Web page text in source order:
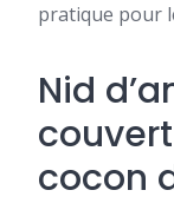
pratique pour
Nid
cocon